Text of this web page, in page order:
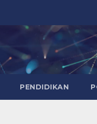
PENDIDIKAN